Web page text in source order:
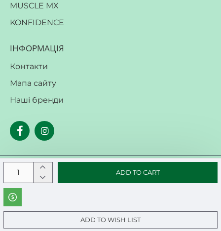
ADD TO CART
ADD TO WISH LIST
MUSCLE MX
KONFIDENCE
ІНФОРМАЦІЯ
Контакти
Мапа сайту
Наші бренди
Copyright © 2019, Your Store, All Rights Reserved